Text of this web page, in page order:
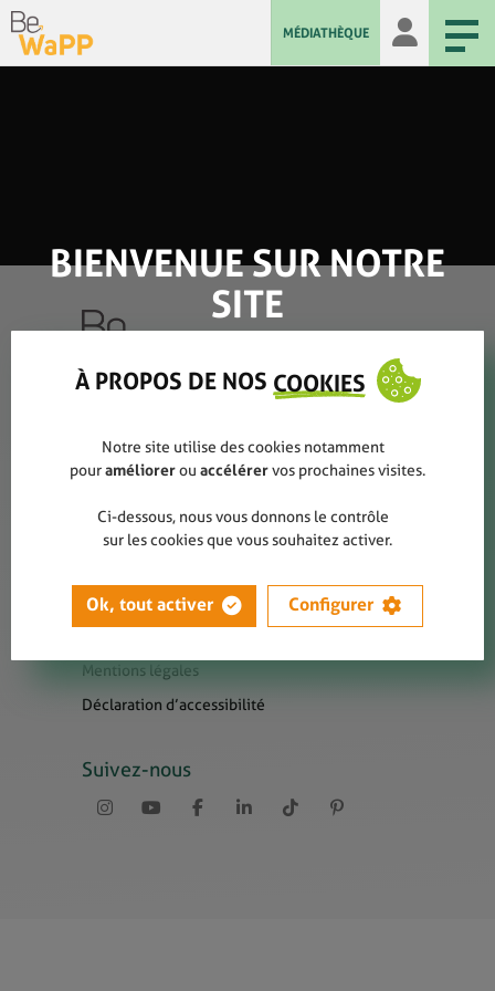
MÉDIATHÈQUE
Rapports annuels
Presse
Liens utiles
Mentions légales
Déclaration d’accessibilité
Suivez-nous
BIENVENUE SUR NOTRE
SITE
À PROPOS DE NOS COOKIES
Notre site utilise des cookies notamment
pouraméliorerou accélérervos prochaines visites.
Ci-dessous, nous vous donnons le contrôle
sur les cookies que vous souhaitez activer.
Ok, tout activer Configurer